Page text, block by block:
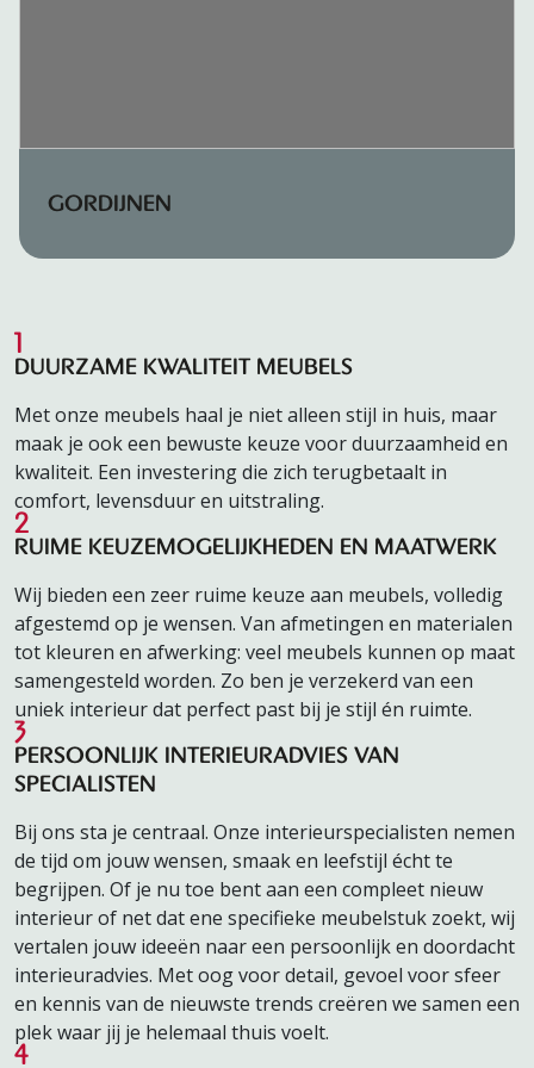
GORDIJNEN
1
DUURZAME KWALITEIT MEUBELS
Met onze meubels haal je niet alleen stijl in huis, maar
maak je ook een bewuste keuze voor duurzaamheid en
kwaliteit. Een investering die zich terugbetaalt in
comfort, levensduur en uitstraling.
2
RUIME KEUZEMOGELIJKHEDEN EN MAATWERK
Wij bieden een zeer ruime keuze aan meubels, volledig
afgestemd op je wensen. Van afmetingen en materialen
tot kleuren en afwerking: veel meubels kunnen op maat
samengesteld worden. Zo ben je verzekerd van een
uniek interieur dat perfect past bij je stijl én ruimte.
3
PERSOONLIJK INTERIEURADVIES VAN
SPECIALISTEN
Bij ons sta je centraal. Onze interieurspecialisten nemen
de tijd om jouw wensen, smaak en leefstijl écht te
begrijpen. Of je nu toe bent aan een compleet nieuw
interieur of net dat ene specifieke meubelstuk zoekt, wij
vertalen jouw ideeën naar een persoonlijk en doordacht
interieuradvies. Met oog voor detail, gevoel voor sfeer
en kennis van de nieuwste trends creëren we samen een
plek waar jij je helemaal thuis voelt.
4